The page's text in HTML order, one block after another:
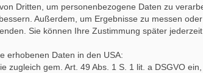
Dritten, um personenbezogene Daten zu
Außerdem, um Ergebnisse zu messen
Sie können Ihre Zustimmung später
erhobenen Daten in den USA:
zugleich gem. Art. 49 Abs. 1 S. 1 lit. a DSGVO